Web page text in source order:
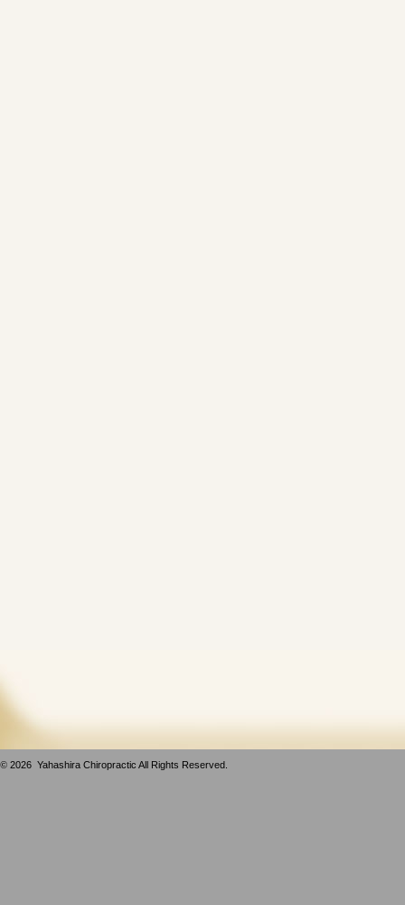
© 2026 Yahashira Chiropractic All Rights Reserved.